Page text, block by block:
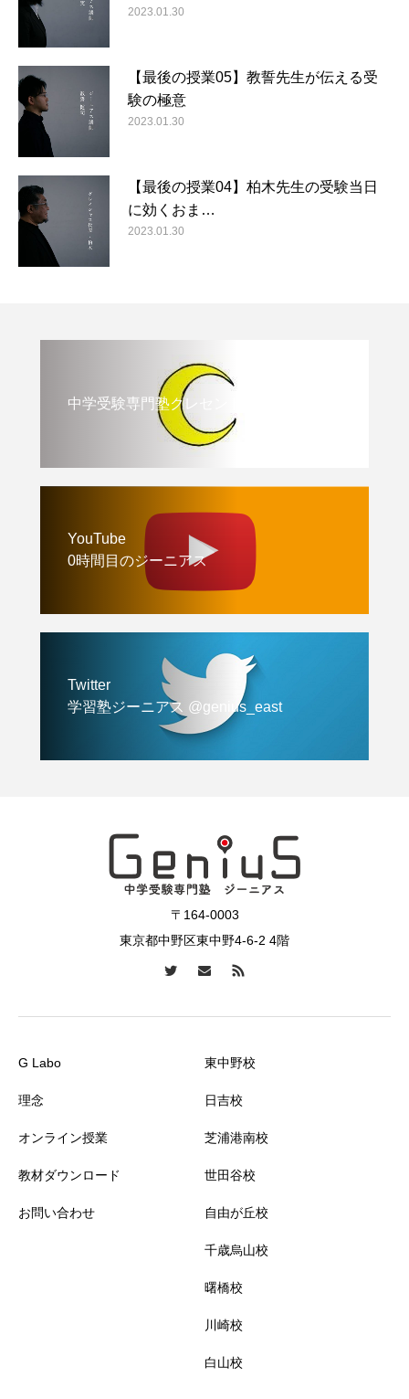
2023.01.30
【最後の授業05】教誓先生が伝える受
験の極意
2023.01.30
【最後の授業04】柏木先生の受験当日
に効くおま…
2023.01.30
中学受験専門塾クレセント
YouTube
0時間目のジーニアス
Twitter
学習塾ジーニアス @genius_east
〒164-0003
東京都中野区東中野4-6-2 4階
G Labo
理念
オンライン授業
教材ダウンロード
お問い合わせ
東中野校
日吉校
芝浦港南校
世田谷校
自由が丘校
千歳烏山校
曙橋校
川崎校
白山校